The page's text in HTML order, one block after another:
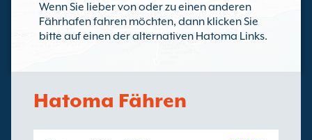
Wenn Sie lieber von oder zu einen anderen
Fährhafen fahren möchten, dann klicken Sie
bitte auf einen der alternativen Hatoma Links.
Hatoma Fähren